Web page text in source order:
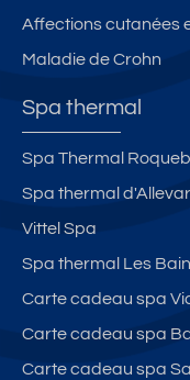
Affections cutanées
Maladie de Crohn
Spa thermal
Spa Thermal
Spa thermal
Vittel Spa
Spa thermal Les
Carte cadeau spa
Carte cadeau spa
Carte cadeau spa